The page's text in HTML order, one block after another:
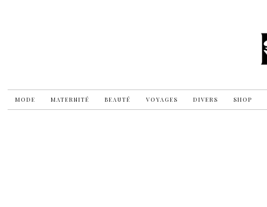
MODE MATERNITÉ BEAUTÉ VOYAGES DIVERS SHOP